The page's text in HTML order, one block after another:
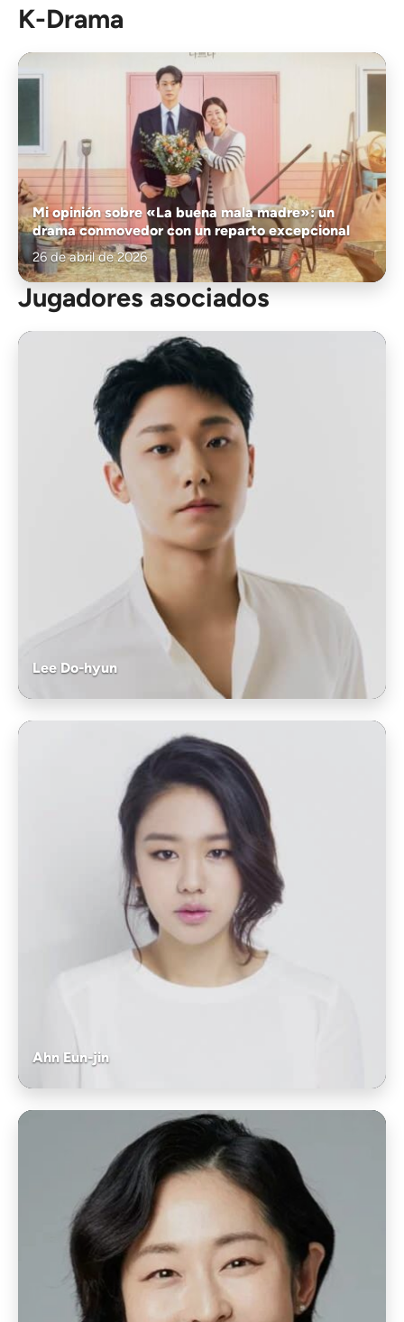
K-Drama
Mi opinión sobre «La buena mala madre»: un
drama conmovedor con un reparto excepcional
26 de abril de 2026
Jugadores asociados
Lee Do-hyun
Ahn Eun-jin